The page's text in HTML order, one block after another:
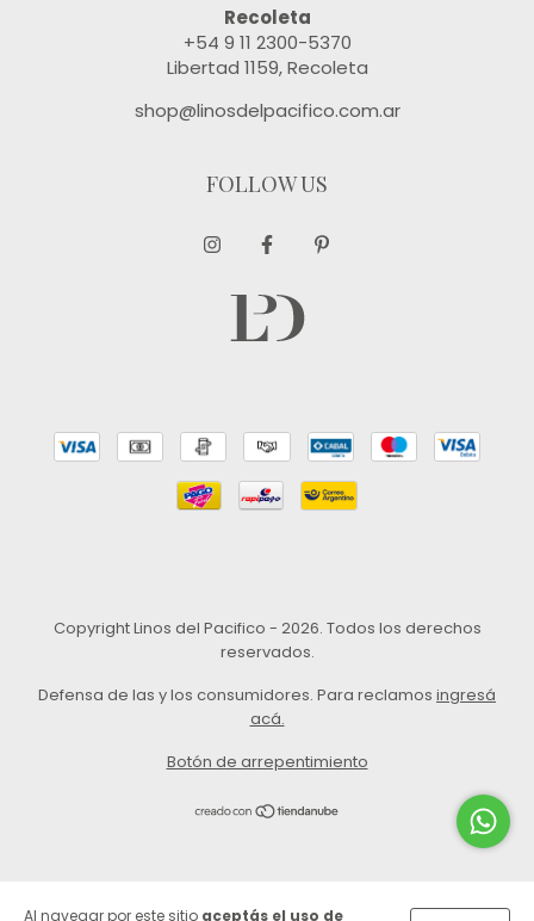
Al navegar por este sitio aceptás el uso de
Recoleta
+54 9 11 2300-5370
Libertad 1159, Recoleta
shop@linosdelpacifico.com.ar
FOLLOW US
Copyright Linos del Pacifico - 2026. Todos los derechos
reservados.
Defensa de las y los consumidores. Para reclamos ingresá
acá.
Botón de arrepentimiento